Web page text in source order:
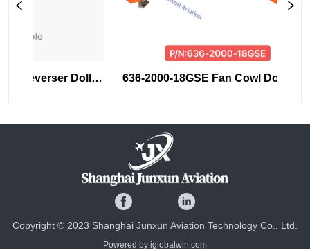
Reverser Dolly
636-2000-18GSE Fan Cowl Dolly para
Copyright © 2023 Shanghai Junxun Aviation Technology Co., Ltd.
Powered by iglobalwin.com